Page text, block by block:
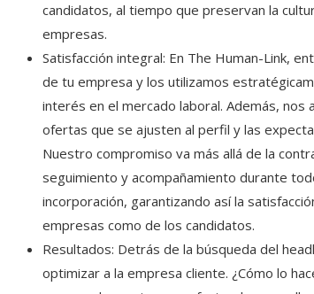
candidatos, al tiempo que preservan la
empresas.
Satisfacción integral: En The Human-Link,
de tu empresa y los utilizamos
interés en el mercado laboral. Además, nos
ofertas que se ajusten al perfil y las
Nuestro compromiso va más allá de la
seguimiento y acompañamiento durante
incorporación, garantizando así la
empresas como de los candidatos.
Resultados: Detrás de la búsqueda del
optimizar a la empresa cliente. ¿Cómo lo